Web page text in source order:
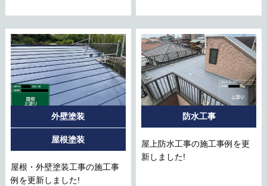
外壁塗装
屋根塗装
屋根・外壁塗装工事の施工事
例を更新しました!
防水工事
屋上防水工事の施工事例を更
新しました!